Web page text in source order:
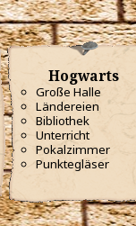
Hogwarts
Große Halle
Ländereien
Bibliothek
Unterricht
Pokalzimmer
Punktegläser